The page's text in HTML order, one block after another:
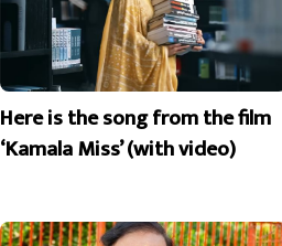
Here is the song from the film
‘Kamala Miss’ (with video)